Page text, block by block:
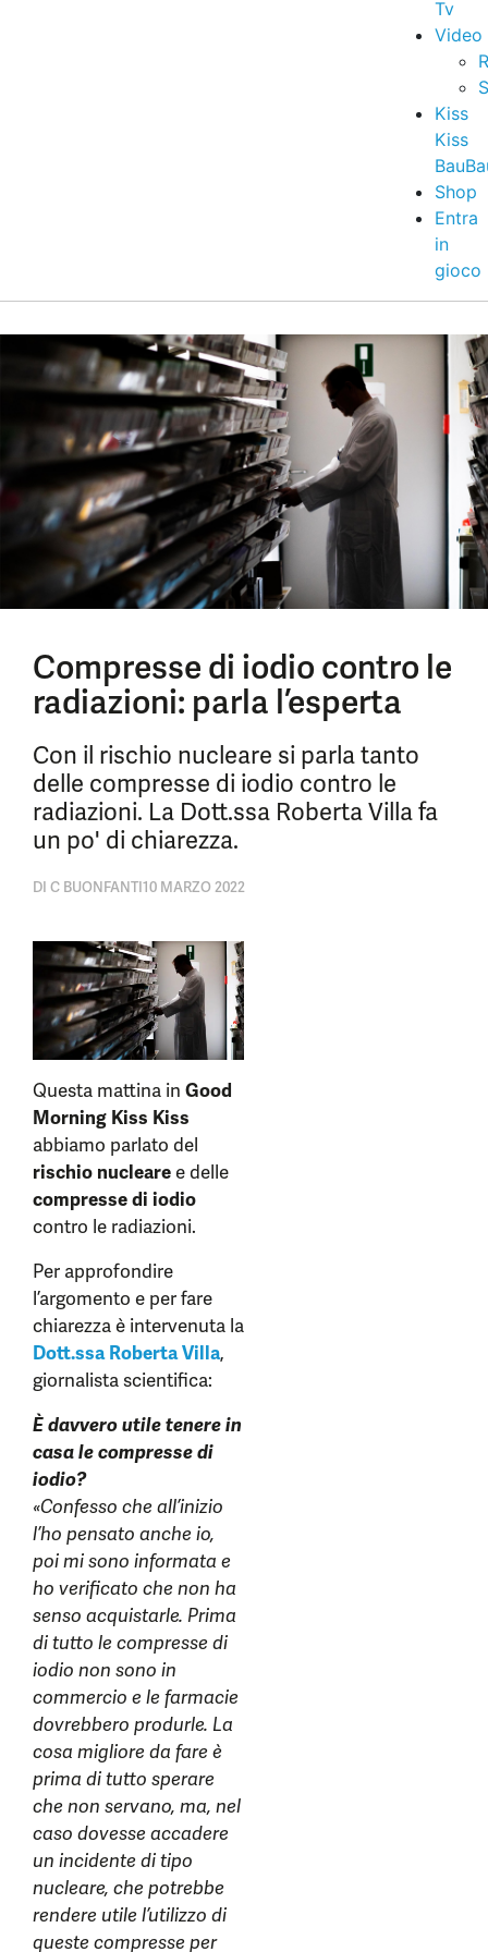
Tv
Video
Kiss
Kiss
Shop
Entra
in
gioco
Compresse di iodio contro le
radiazioni: parla l’esperta
Con il rischio nucleare si parla tanto
delle compresse di iodio contro le
radiazioni. La Dott.ssa Roberta Villa fa
un po' di chiarezza.
DI C BUONFANTI10 MARZO 2022
Questa mattina in Good
Morning Kiss Kiss
abbiamo parlato del
rischio nuclearee delle
compresse di iodio
contro le radiazioni.
Per approfondire
l’argomento e per fare
chiarezza è intervenuta la
Dott.ssa Roberta Villa,
giornalista scientifica:
È davvero utile tenere in
casa le compresse di
iodio?
«Confesso che all’inizio
l’ho pensato anche io,
poi mi sono informata e
ho verificato che non ha
senso acquistarle. Prima
di tutto le compresse di
iodio non sono in
commercio e le farmacie
dovrebbero produrle. La
cosa migliore da fare è
prima di tutto sperare
che non servano, ma, nel
caso dovesse accadere
un incidente di tipo
nucleare, che potrebbe
rendere utile l’utilizzo di
queste compresse per